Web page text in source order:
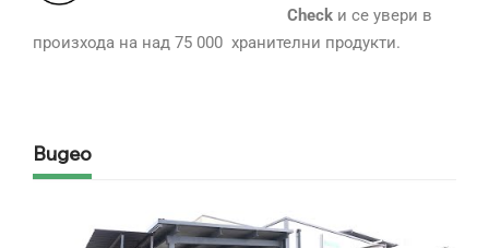
Checkи се увери в
произхода на над 75 000 хранителни продукти.
Видео